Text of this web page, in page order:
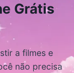
Grátis
a filmes e
não precisa